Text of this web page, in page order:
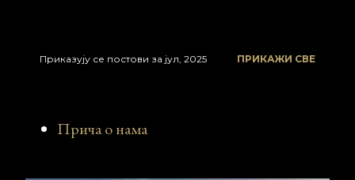
Приказују се постови за јул, 2025 ПРИКАЖИ СВЕ
Прича о нама